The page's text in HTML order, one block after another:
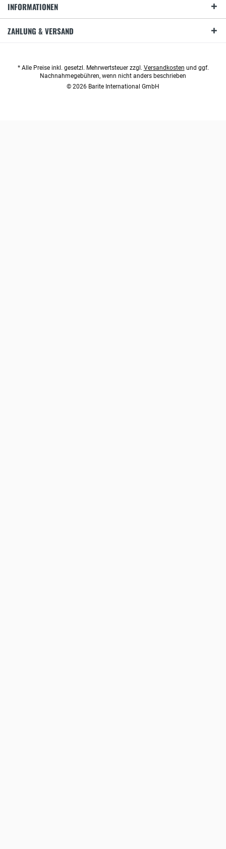
INFORMATIONEN
ZAHLUNG & VERSAND
* Alle Preise inkl. gesetzl. Mehrwertsteuer zzgl. Versandkosten und ggf.
Nachnahmegebühren, wenn nicht anders beschrieben
© 2026 Barite International GmbH